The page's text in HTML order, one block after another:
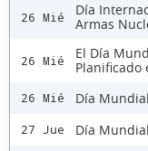
26 Mié
Día
Armas
26 Mié
El Día
Planificado
26 Mié Día
27 Jue Día